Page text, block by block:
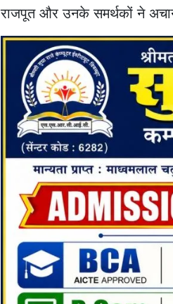
राजपूत और उनके समर्थकों ने